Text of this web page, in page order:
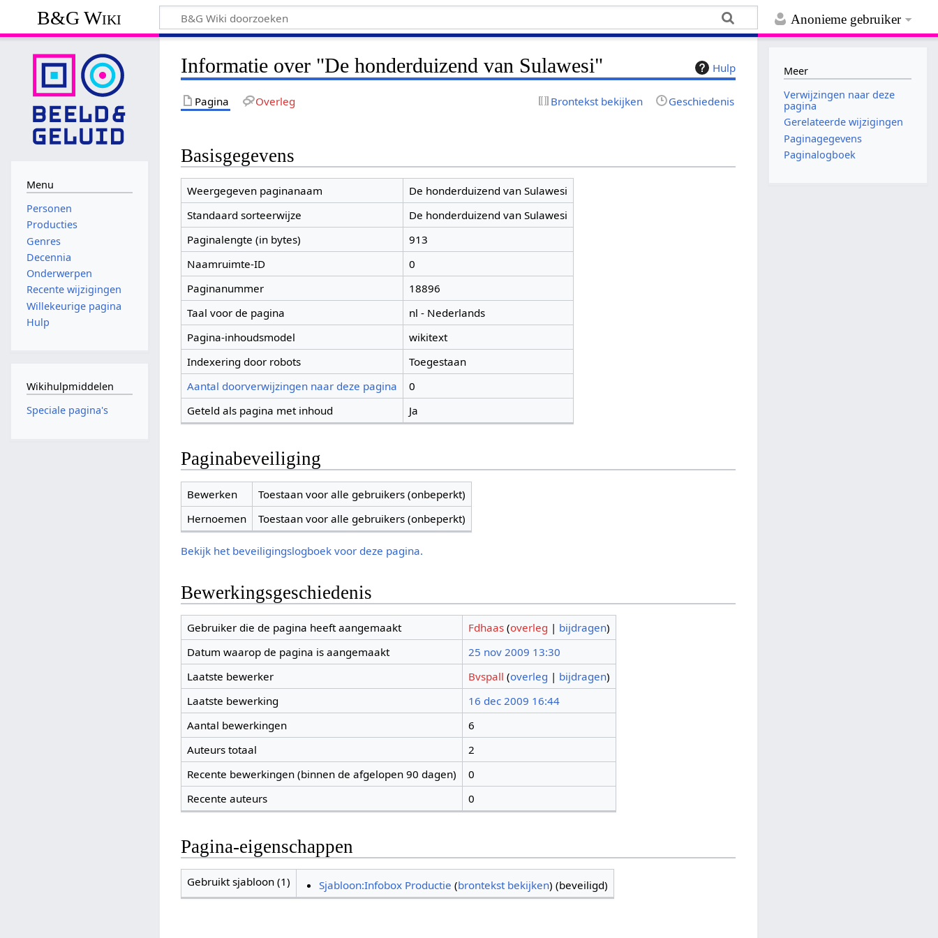
Anonieme gebruiker
B&G Wiki
Hulp
Informatie over "De honderduizend van Sulawesi"
Pagina Overleg Brontekst bekijken Geschiedenis
Basisgegevens
Weergegeven paginanaam
De honderduizend van Sulawesi
Standaard sorteerwijze
De honderduizend van Sulawesi
Paginalengte (in bytes)
913
Naamruimte-ID
0
Paginanummer
18896
Taal voor de pagina
nl - Nederlands
Pagina-inhoudsmodel
wikitext
Indexering door robots
Toegestaan
Aantal doorverwijzingen naar deze pagina
0
Geteld als pagina met inhoud
Ja
Paginabeveiliging
Bewerken
Toestaan voor alle gebruikers (onbeperkt)
Hernoemen
Toestaan voor alle gebruikers (onbeperkt)
Bekijk het beveiligingslogboek voor deze pagina.
Bewerkingsgeschiedenis
Gebruiker die de pagina heeft aangemaakt Fdhaas (overleg | bijdragen)
Datum waarop de pagina is aangemaakt
25 nov 2009 13:30
Laatste bewerker
Bvspall (overleg | bijdragen)
Laatste bewerking
16 dec 2009 16:44
Aantal bewerkingen
6
Auteurs totaal
2
Recente bewerkingen (binnen de afgelopen 90 dagen)
0
Recente auteurs
0
Pagina-eigenschappen
Gebruikt sjabloon (1) Sjabloon:Infobox Productie (brontekst bekijken) (beveiligd)
Menu
Personen
Producties
Genres
Decennia
Onderwerpen
Recente wijzigingen
Willekeurige pagina
Hulp
Wikihulpmiddelen
Speciale pagina's
Meer
Verwijzingen naar deze
pagina
Gerelateerde wijzigingen
Paginagegevens
Paginalogboek